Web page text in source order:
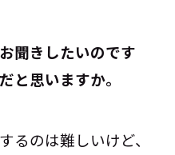
聞きしたいのです
と思いますか。
るのは難しいけど、